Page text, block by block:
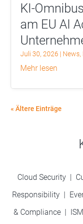
KI-
am EU AI
Juli 30, 2026 | News,
mehr lesen
« Ältere Einträge
Cloud Security |
Responsibility|
& Compliance |